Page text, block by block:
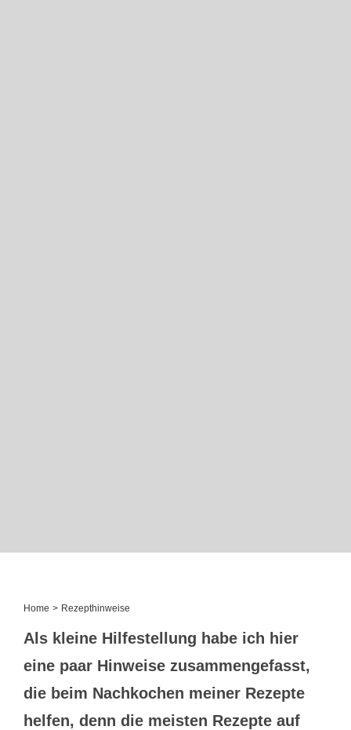
Home Rezepthinweise
Als kleine Hilfestellung habe ich hier
eine paar Hinweise zusammengefasst,
die beim Nachkochen meiner Rezepte
helfen, denn die meisten Rezepte auf